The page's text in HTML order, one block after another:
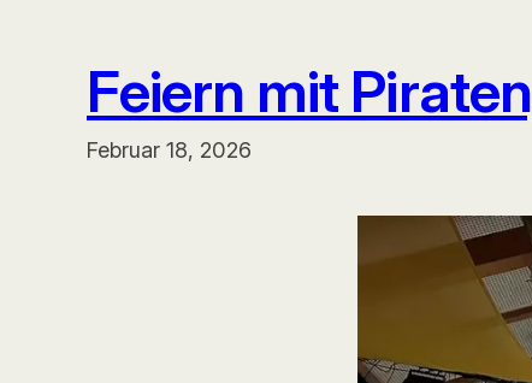
Feiern mit
Februar 18, 2026